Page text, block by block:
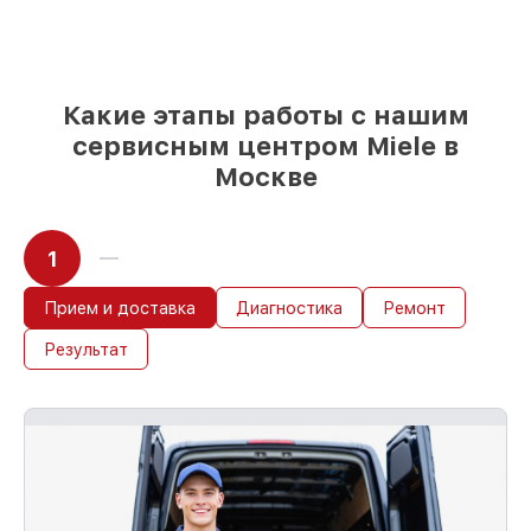
условии, что обслуживание началось
сразу
Какие этапы работы с нашим
сервисным центром Miele в
Москве
1
Прием и доставка Диагностика Ремонт
Результат